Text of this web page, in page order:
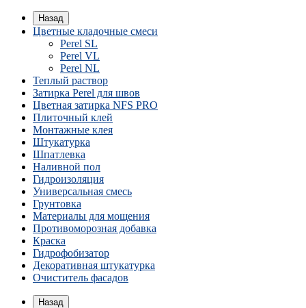
Назад
Цветные кладочные смеси
Perel SL
Perel VL
Perel NL
Теплый раствор
Затирка Perel для швов
Цветная затирка NFS PRO
Плиточный клей
Монтажные клея
Штукатурка
Шпатлевка
Наливной пол
Гидроизоляция
Универсальная смесь
Грунтовка
Материалы для мощения
Противоморозная добавка
Краска
Гидрофобизатор
Декоративная штукатурка
Очиститель фасадов
Назад